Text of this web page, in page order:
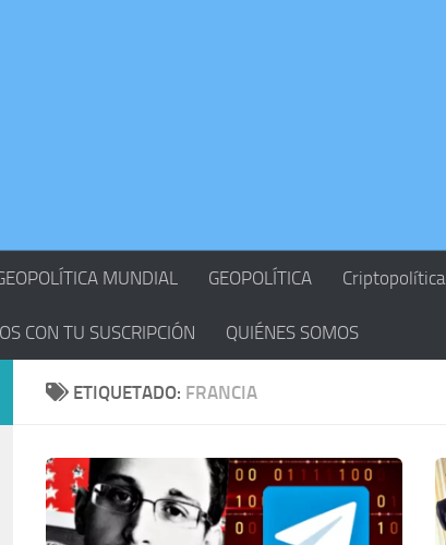
MUNDIAL GEOPOLÍTICA Criptopolítica
CON TU SUSCRIPCIÓN QUIÉNES SOMOS
ETIQUETADO: FRANCIA